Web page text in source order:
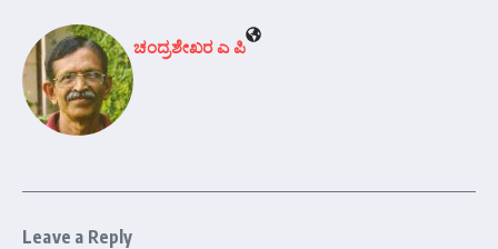
ಚಂದ್ರಶೇಖರ ಎ ಪಿ
Leave a Reply